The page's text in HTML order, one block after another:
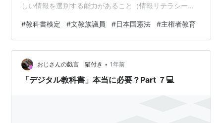
しい情報を選別する能力があること（情報リテラシー）
与えられる過去の蓄積された情報と②各種メディアから
得られる、現在の情報があります。今回は、このうちの
①教育がテーマです。今、子供たちは、どんな教科書で
何を学んでいるのか、ということです。そして、それは
「主権者教育」として、適切なのか？という問題意識が
#教科書検定 #文教族議員 #日本国憲法 #主権者教育
おじさんの戯言 猫付き • 1年前
「デジタル教科書」本当に必要？Part ７💻